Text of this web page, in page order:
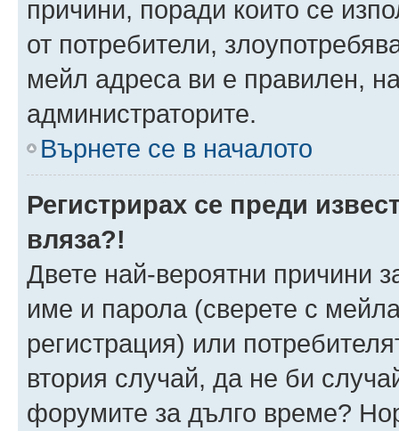
причини, поради които се
от потребители,
мейл адреса ви е правилен,
администраторите.
Върнете се в началото
Регистрирах се преди
вляза?!
Двете най-вероятни причини
име и парола (сверете с
регистрация) или
втория случай, да не би
форумите за дълго време?